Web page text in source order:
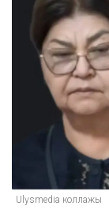
Ulysmedia коллажы